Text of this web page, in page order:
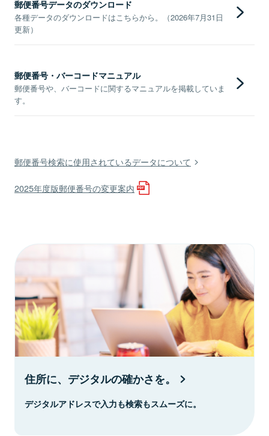
郵便番号データのダウンロード
各種データのダウンロードはこちらから。（2026年7月31日
更新）
郵便番号・バーコードマニュアル
郵便番号や、バーコードに関するマニュアルを掲載していま
す。
郵便番号検索に使用されているデータについて
2025年度版郵便番号の変更案内
住所に、デジタルの確かさを。
デジタルアドレスで入力も検索もスムーズに。